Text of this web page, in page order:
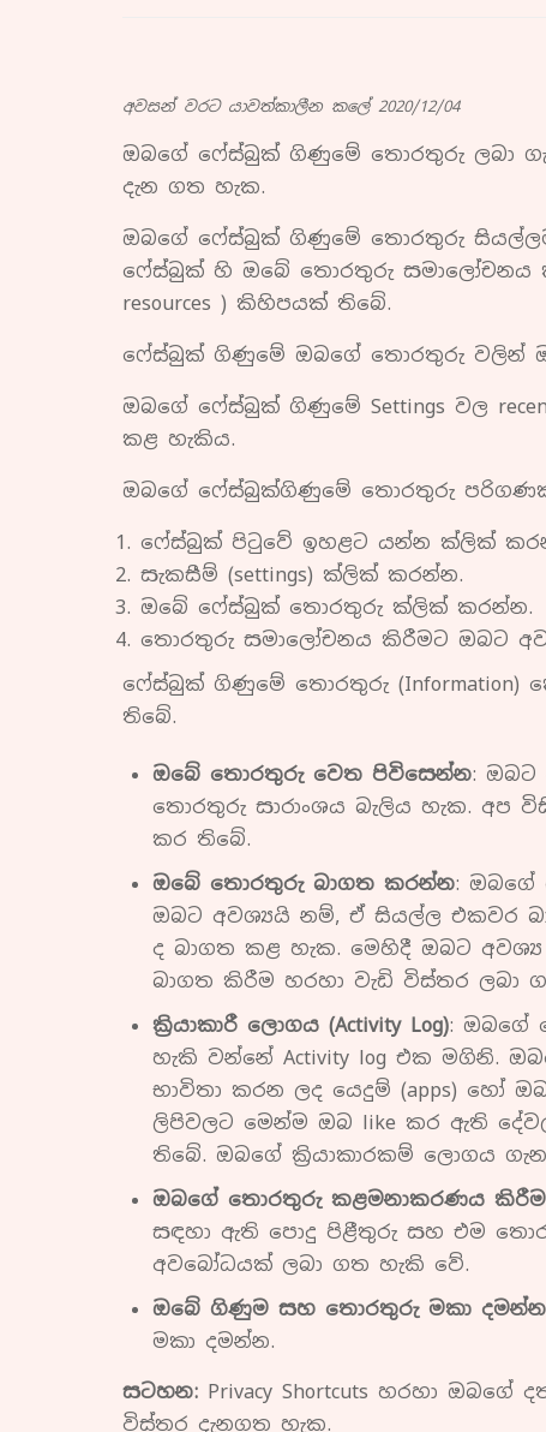
අවසන් වරට යාවත්කාලීන කලේ 2020/12/04
ඔබගේ ෆේස්බුක් ගිණුමේ තොරතුරු ලබා
දැන ගත හැක.
ඔබගේ ෆේස්බුක් ගිණුමේ තොරතුරු
ෆේස්බුක් හි ඔබේ තොරතුරු සමාලෝචනය
resources ) කිහිපයක් තිබේ.
ෆේස්බුක් ගිණුමේ ඔබගේ තොරතුරු වලින්
ඔබගේ ෆේස්බුක් ගිණුමේ Settings වල
කළ හැකිය.
ඔබගේ ෆේස්බුක්ගිණුමේ තොරතුරු
ෆේස්බුක් පිටුවේ ඉහළට යන්න ක්ලික්
සැකසීම් (settings) ක්ලික් කරන්න.
ඔබේ ෆේස්බුක් තොරතුරු ක්ලික් කරන්න.
තොරතුරු සමාලෝචනය කිරීමට ඔබට
ෆේස්බුක් ගිණුමේ තොරතුරු (Information)
තිබේ.
ඔබේ තොරතුරු වෙත පිවිසෙන්න: ඔබට
තොරතුරු සාරාංශය බැලිය හැක. අප
කර තිබේ.
ඔබේ තොරතුරු බාගත කරන්න: ඔබගේ
ඔබට අවශ්‍යයි නම්, ඒ සියල්ල එකවර
ද බාගත කළ හැක. මෙහිදී ඔබට
බාගත කිරීම හරහා වැඩි විස්තර ලබා
ක්‍රියාකාරී ලොගය (Activity Log): ඔබගේ
හැකි වන්නේ Activity log එක මගිනි.
භාවිතා කරන ලද යෙදුම් (apps)
ලිපිවලට මෙන්ම ඔබ like කර ඇති
තිබේ. ඔබගේ ක්‍රියාකාරකම් ලොගය
ඔබගේ තොරතුරු කළමනාකරණය කිරීම
සඳහා ඇති පොදු පිළීතුරු සහ එම
අවබෝධයක් ලබා ගත හැකි වේ.
ඔබේ ගිණුම සහ තොරතුරු මකා දමන්න
මකා දමන්න.
සටහන: Privacy Shortcuts හරහා
විස්තර දැනගත හැක.